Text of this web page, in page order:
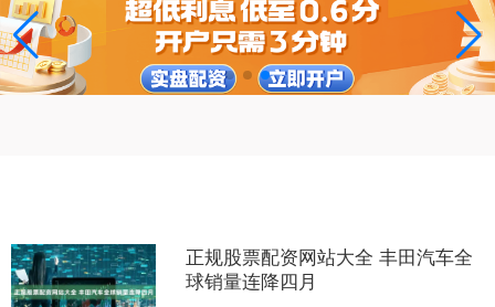
正规股票配资网站大全 丰田汽车全
球销量连降四月